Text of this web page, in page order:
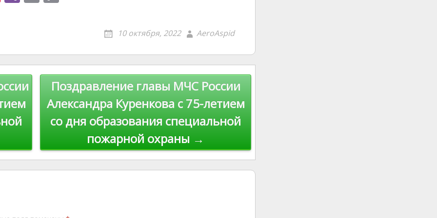
st Li
n
k
10 октября, 2022 AeroAspid
Поздравление главы МЧС России
Александра Куренкова с 75-летием
со дня образования специальной
пожарной охраны →